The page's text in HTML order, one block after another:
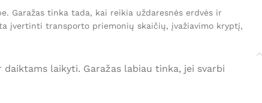
Garažas tinka tada, kai reikia uždaresnės erdvės ir
įvertinti transporto priemonių skaičių, įvažiavimo kryptį,
laikyti. Garažas labiau tinka, jei svarbi